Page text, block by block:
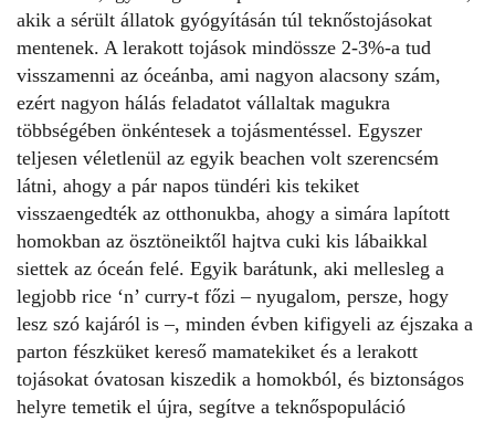
akik a sérült állatok gyógyításán túl teknőstojásokat
mentenek. A lerakott tojások mindössze 2-3%-a tud
visszamenni az óceánba, ami nagyon alacsony szám,
ezért nagyon hálás feladatot vállaltak magukra
többségében önkéntesek a tojásmentéssel. Egyszer
teljesen véletlenül az egyik beachen volt szerencsém
látni, ahogy a pár napos tündéri kis tekiket
visszaengedték az otthonukba, ahogy a simára lapított
homokban az ösztöneiktől hajtva cuki kis lábaikkal
siettek az óceán felé. Egyik barátunk, aki mellesleg a
legjobb rice ‘n’ curry-t főzi – nyugalom, persze, hogy
lesz szó kajáról is –, minden évben kifigyeli az éjszaka a
parton fészküket kereső mamatekiket és a lerakott
tojásokat óvatosan kiszedik a homokból, és biztonságos
helyre temetik el újra, segítve a teknőspopuláció